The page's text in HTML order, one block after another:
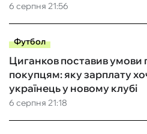
6 серпня 21:56
Футбол
6 серпня 21:18
Циганков поставив умови
покупцям: яку зарплату
українець у новому клубі